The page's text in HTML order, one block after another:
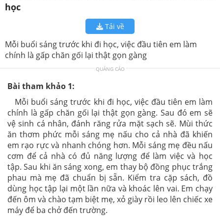
học
Tải về
Mỗi buổi sáng trước khi đi học, việc đầu tiên em làm
chính là gấp chăn gối lại thật gọn gàng
QUẢNG CÁO
Bài tham khảo 1:
Mỗi buổi sáng trước khi đi học, việc đầu tiên em làm
chính là gấp chăn gối lại thật gọn gàng. Sau đó em sẽ
vệ sinh cá nhân, đánh răng rửa mặt sạch sẽ. Mùi thức
ăn thơm phức mỗi sáng mẹ nấu cho cả nhà đã khiến
em rạo rực và nhanh chóng hơn. Mỗi sáng mẹ đều nấu
cơm để cả nhà có đủ năng lượng để làm việc và học
tập. Sau khi ăn sáng xong, em thay bộ đồng phục trắng
phau mà mẹ đã chuẩn bị sẵn. Kiểm tra cặp sách, đồ
dùng học tập lại một lần nữa và khoác lên vai. Em chạy
đến ôm và chào tạm biệt mẹ, xỏ giày rồi leo lên chiếc xe
máy để ba chở đến trường.